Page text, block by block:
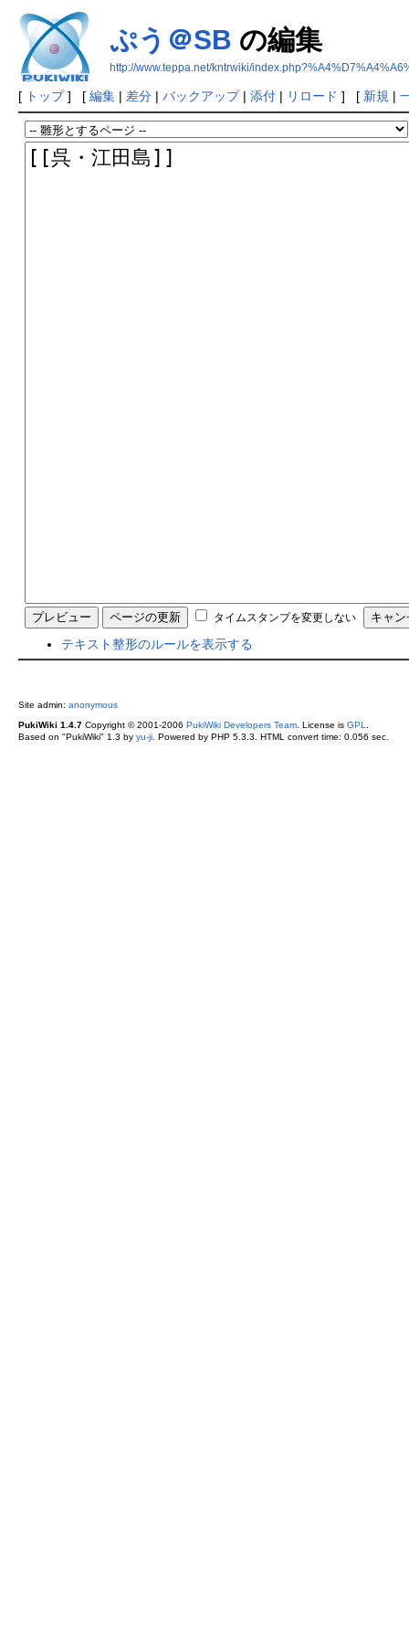
ぷう＠SB の編集
http://www.teppa.net/kntrwiki/
[ トップ] [ 編集| 差分| バックアップ| 添付| リロード ] [ 新規 |
タイムスタンプを変更しない
テキスト整形のルールを表示する
Site admin: anonymous
PukiWiki 1.4.7Copyright © 2001-2006 PukiWiki Developers Team. License is GPL
Based on "PukiWiki" 1.3 by yu-ji. Powered by PHP 5.3.3. HTML convert time: 0.056 sec.